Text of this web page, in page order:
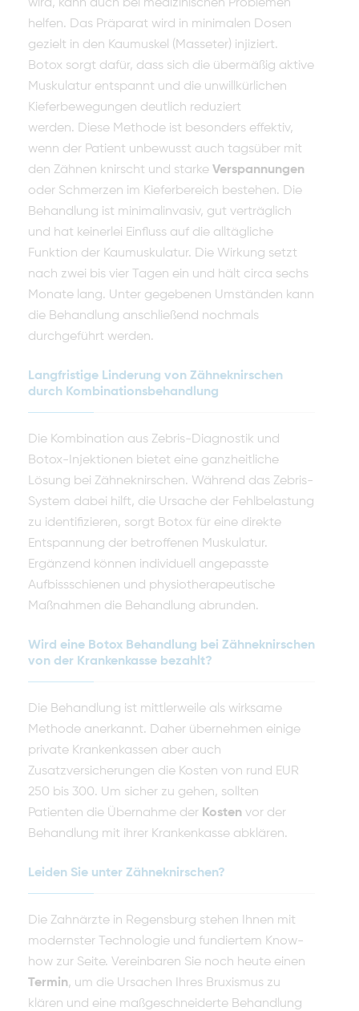
wird, kann auch bei medizinischen Problemen
helfen. Das Präparat wird in minimalen Dosen
gezielt in den Kaumuskel (Masseter) injiziert.
Botox sorgt dafür, dass sich die übermäßig aktive
Muskulatur entspannt und die unwillkürlichen
Kieferbewegungen deutlich reduziert
werden. Diese Methode ist besonders effektiv,
wenn der Patient unbewusst auch tagsüber mit
den Zähnen knirscht und starke Verspannungen
oder Schmerzen im Kieferbereich bestehen. Die
Behandlung ist minimalinvasiv, gut verträglich
und hat keinerlei Einfluss auf die alltägliche
Funktion der Kaumuskulatur. Die Wirkung setzt
nach zwei bis vier Tagen ein und hält circa sechs
Monate lang. Unter gegebenen Umständen kann
die Behandlung anschließend nochmals
durchgeführt werden.
Langfristige Linderung von Zähneknirschen
durch Kombinationsbehandlung
Die Kombination aus Zebris-Diagnostik und
Botox-Injektionen bietet eine ganzheitliche
Lösung bei Zähneknirschen. Während das Zebris-
System dabei hilft, die Ursache der Fehlbelastung
zu identifizieren, sorgt Botox für eine direkte
Entspannung der betroffenen Muskulatur.
Ergänzend können individuell angepasste
Aufbissschienen und physiotherapeutische
Maßnahmen die Behandlung abrunden.
Wird eine Botox Behandlung bei Zähneknirschen
von der Krankenkasse bezahlt?
Die Behandlung ist mittlerweile als wirksame
Methode anerkannt. Daher übernehmen einige
private Krankenkassen aber auch
Zusatzversicherungen die Kosten von rund EUR
250 bis 300. Um sicher zu gehen, sollten
Patienten die Übernahme der Kosten vor der
Behandlung mit ihrer Krankenkasse abklären.
Leiden Sie unter Zähneknirschen?
Die Zahnärzte in Regensburg stehen Ihnen mit
modernster Technologie und fundiertem Know-
how zur Seite. Vereinbaren Sie noch heute einen
Termin, um die Ursachen Ihres Bruxismus zu
klären und eine maßgeschneiderte Behandlung